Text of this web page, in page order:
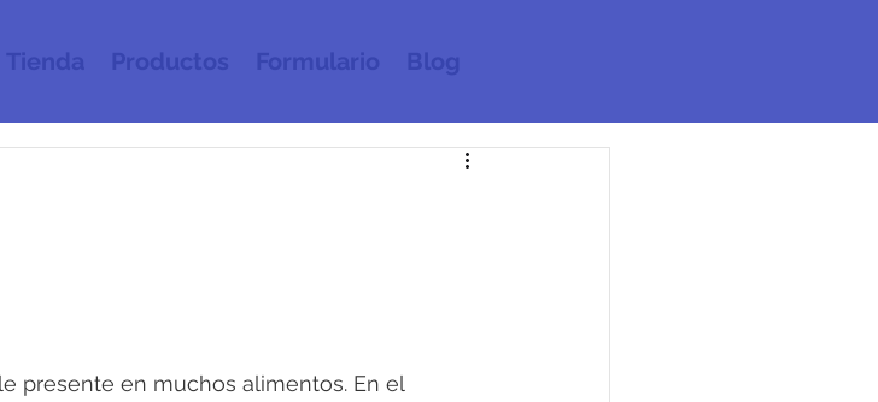
Tienda Productos Formulario Blog
presente en muchos alimentos. En el